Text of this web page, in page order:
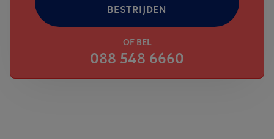
BESTRIJDEN
OF BEL
088 548 6660